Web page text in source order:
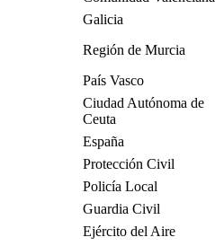
Galicia
Región de Murcia
País Vasco
Ciudad Autónoma de
Ceuta
España
Protección Civil
Policía Local
Guardia Civil
Ejército del Aire